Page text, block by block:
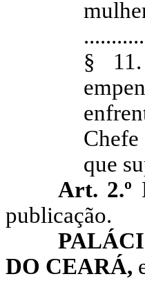
§
que
Art. 2.º
publicação.
DO CEARÁ,